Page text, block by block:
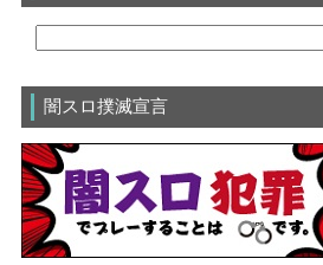
闇スロ撲滅宣言